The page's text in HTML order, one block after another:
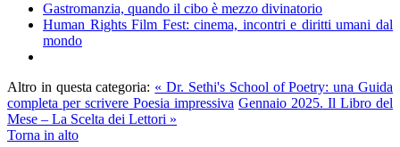
Gastromanzia, quando il cibo è mezzo divinatorio
Human Rights Film Fest: cinema, incontri e diritti umani dal
mondo
Altro in questa categoria: « Dr. Sethi's School of Poetry: una Guida
completa per scrivere Poesia impressiva Gennaio 2025. Il Libro del
Mese – La Scelta dei Lettori »
Torna in alto